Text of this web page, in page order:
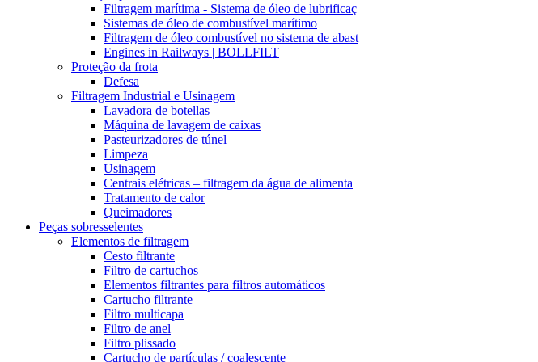
Filtragem marítima - Sistema de óleo de lubrificaç
Sistemas de óleo de combustível marítimo
Filtragem de óleo combustível no sistema de abast
Engines in Railways | BOLLFILT
Proteção da frota
Defesa
Filtragem Industrial e Usinagem
Lavadora de botellas
Máquina de lavagem de caixas
Pasteurizadores de túnel
Limpeza
Usinagem
Centrais elétricas – filtragem da água de alimenta
Tratamento de calor
Queimadores
Peças sobresselentes
Elementos de filtragem
Cesto filtrante
Filtro de cartuchos
Elementos filtrantes para filtros automáticos
Cartucho filtrante
Filtro multicapa
Filtro de anel
Filtro plissado
Cartucho de partículas / coalescente